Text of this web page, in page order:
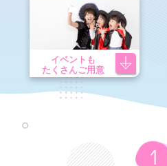
イベントも
たくさんご用意